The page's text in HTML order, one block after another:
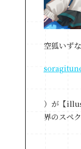
空狐いず
）が【
界のスペ